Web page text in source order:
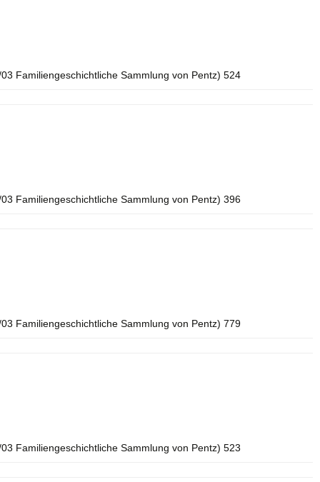
Familiengeschichtliche Sammlung von Pentz) 524
Familiengeschichtliche Sammlung von Pentz) 396
Familiengeschichtliche Sammlung von Pentz) 779
Familiengeschichtliche Sammlung von Pentz) 523